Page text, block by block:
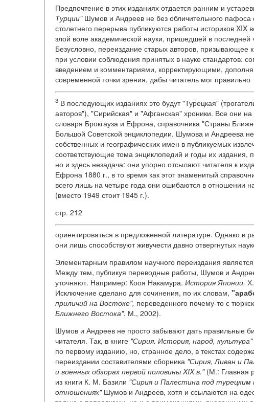
Предпочтение в этих изданиях отдается ранним и
Турции"Шумов и Андреев не без обличительного
столетнего перерыва публикуются работы историков
злой воле академической науки, пришедшей в последней
Безусловно, переиздание старых авторов, призывающее
при условии соблюдения принятых в науке стандартов:
введением и комментариями, корректирующими,
современной точки зрения, дабы читатель мог правильно
3 В последующих изданиях это будут "Турецкая"
авторов"), "Сирийская" и "Афганская" хроники. Все они на
словаря Брокгауза и Ефрона, справочника "Страны
Большой Советской энциклопедии. Шумова и Андреева
собственных и географических имен в публикуемых
соответствующие тома энциклопедий и годы их издания,
но и здесь незадача: они упорно отсылают читателя к
Ефрона 1880 г., в то время как этот знаменитый
всего лишь на четыре года они ошибаются в отношении
(вместо 1949 стоит 1945 г.).
стр. 212
ориентироваться в предложенной литературе. Однако в
они лишь способствуют живучести давно отвергнутых
Элементарным правилом научного переиздания
Между тем, публикуя переводные работы, Шумов и
уточняют. Например: Кооя Накамура. История Японии.
Исключение сделано для сочинения, по их словам,
приличий на Востоке", переведенного почему-то с
Ближнего Востока". М., 2002).
Шумов и Андреев не просто забывают дать правильные
читателя. Так, в книге "Сирия. История, народ, культура"
по первому изданию, но, странное дело, в текстах
переиздании составителями сборника "Сирия, Ливан и
и военных обзорах первой половины XIX в."(М.: Главная
из книги К. М. Базили "Сирия и Палестина под
отношениях"Шумов и Андреев, хотя и ссылаются на